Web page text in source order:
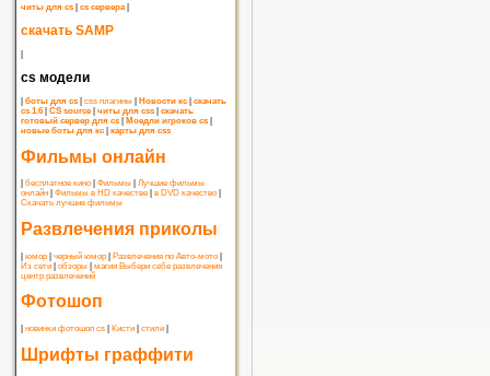
читы для cs cs сервера|
скачать SAMP
cs модели
боты для cs css плагины Новости кс
скачать
cs 1.6| CS source| читы для css
скачать
готовый сервер для cs
Моедли игроков cs
новые боты для кс
карты для css
Фильмы онлайн
бесплатное кино Фильмы
Лучшие фильмы
онлайн
Фильмы в HD качестве в DVD качество
Скачать лучшие фильмы
Развлечения приколы
юмор черный юмор Развлечения по Авто-мото
Из сети
обзоры магия Выбери себе развлечения
центр развлечений
Фотошоп
новинки фотошоп cs Кисти стили
Шрифты граффити